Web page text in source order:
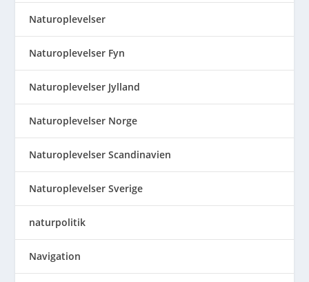
Naturoplevelser
Naturoplevelser Fyn
Naturoplevelser Jylland
Naturoplevelser Norge
Naturoplevelser Scandinavien
Naturoplevelser Sverige
naturpolitik
Navigation